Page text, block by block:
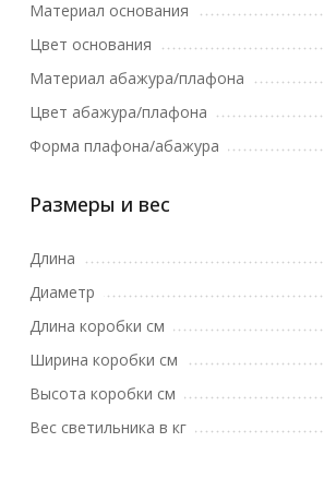
Материал основания
Цвет основания
Материал абажура/плафона
Цвет абажура/плафона
Форма плафона/абажура
Размеры и вес
Длина
Диаметр
Длина коробки см
Ширина коробки см
Высота коробки см
Вес светильника в кг